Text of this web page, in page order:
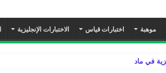
موهبة اختبارات قياس الاختبارات الإنجليزية
في مادة لغتي ثالث ابتدائي الفصل الد